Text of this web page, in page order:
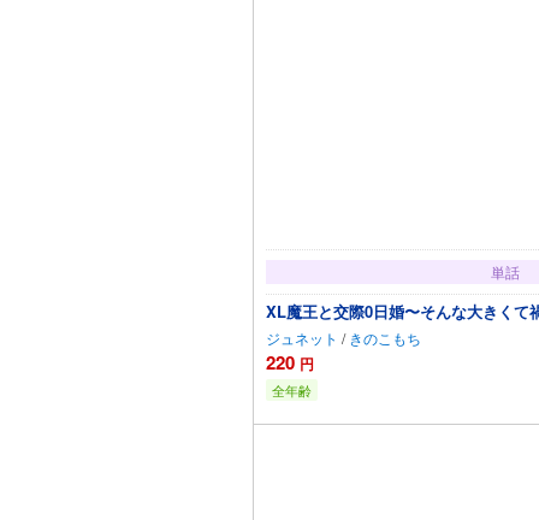
単話
XL魔王と交際0日婚〜そんな大きくて
ジュネット / きのこもち
220 円
全年齢